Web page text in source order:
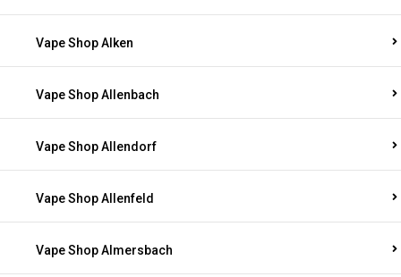
Vape Shop Alken
Vape Shop Allenbach
Vape Shop Allendorf
Vape Shop Allenfeld
Vape Shop Almersbach